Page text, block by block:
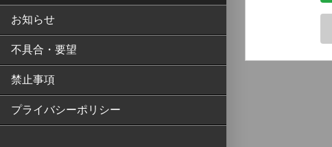
お知らせ
不具合・要望
禁止事項
プライバシーポリシー